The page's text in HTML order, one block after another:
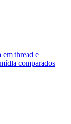
em thread e
comparados